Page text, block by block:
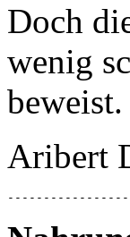
Doch
wenig
Aribert